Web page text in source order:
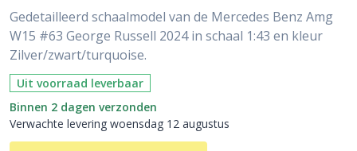
Gedetailleerd schaalmodel van de Mercedes Benz Amg
W15 #63 George Russell 2024 in schaal 1:43 en kleur
Zilver/zwart/turquoise.
Uit voorraad leverbaar
Binnen 2 dagen verzonden
Verwachte levering woensdag 12 augustus